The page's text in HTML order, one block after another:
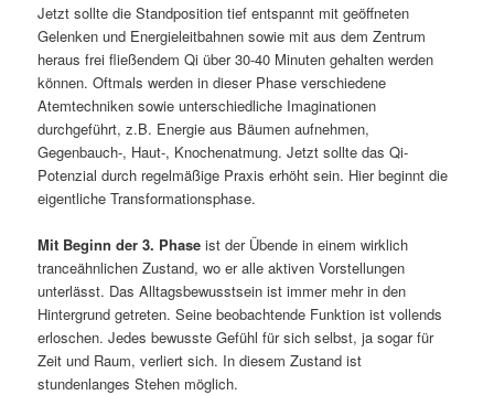
Jetzt sollte die Standposition tief entspannt mit geöffneten
Gelenken und Energieleitbahnen sowie mit aus dem Zentrum
heraus frei fließendem Qi über 30-40 Minuten gehalten werden
können. Oftmals werden in dieser Phase verschiedene
Atemtechniken sowie unterschiedliche Imaginationen
durchgeführt, z.B. Energie aus Bäumen aufnehmen,
Gegenbauch-, Haut-, Knochenatmung. Jetzt sollte das Qi-
Potenzial durch regelmäßige Praxis erhöht sein. Hier beginnt die
eigentliche Transformationsphase.
Mit Beginn der 3. Phase ist der Übende in einem wirklich
tranceähnlichen Zustand, wo er alle aktiven Vorstellungen
unterlässt. Das Alltagsbewusstsein ist immer mehr in den
Hintergrund getreten. Seine beobachtende Funktion ist vollends
erloschen. Jedes bewusste Gefühl für sich selbst, ja sogar für
Zeit und Raum, verliert sich. In diesem Zustand ist
stundenlanges Stehen möglich.